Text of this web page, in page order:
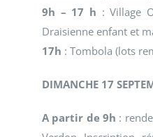
9h – 17 h : Village
Draisienne enfant et
17h : Tombola (lots
DIMANCHE 17
A partir de 9h :